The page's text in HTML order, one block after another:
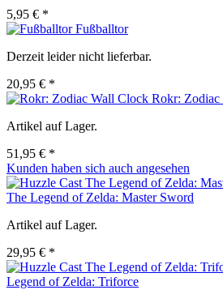
5,95 € *
Fußballtor
Derzeit leider nicht lieferbar.
20,95 € *
Rokr:
Artikel auf Lager.
51,95 € *
Kunden haben sich auch angesehen
The Legend of Zelda: Master Sword
Artikel auf Lager.
29,95 € *
Legend of Zelda: Triforce